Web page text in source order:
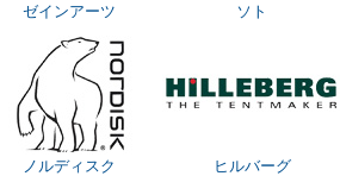
ゼインアーツ ソト
ノルディスク ヒルバーグ